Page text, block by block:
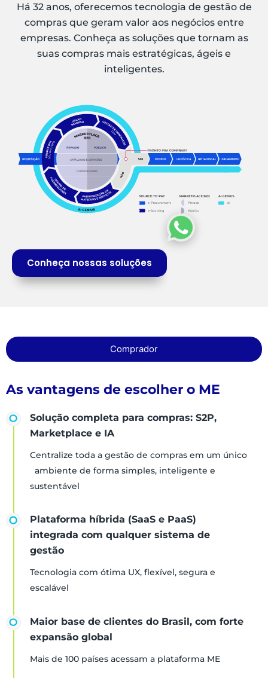
Há 32 anos, oferecemos tecnologia de gestão de
compras que geram valor aos negócios entre
empresas. Conheça as soluções que tornam as
suas compras mais estratégicas, ágeis e
inteligentes.
Conheça nossas soluções
Comprador
As vantagens de escolher o ME
Solução completa para compras: S2P,
Marketplace e IA
Centralize toda a gestão de compras em um único
ambiente de forma simples, inteligente e
sustentável
Plataforma híbrida (SaaS e PaaS)
integrada com qualquer sistema de
gestão
Tecnologia com ótima UX, flexível, segura e
escalável
Maior base de clientes do Brasil, com forte
expansão global
Mais de 100 países acessam a plataforma ME